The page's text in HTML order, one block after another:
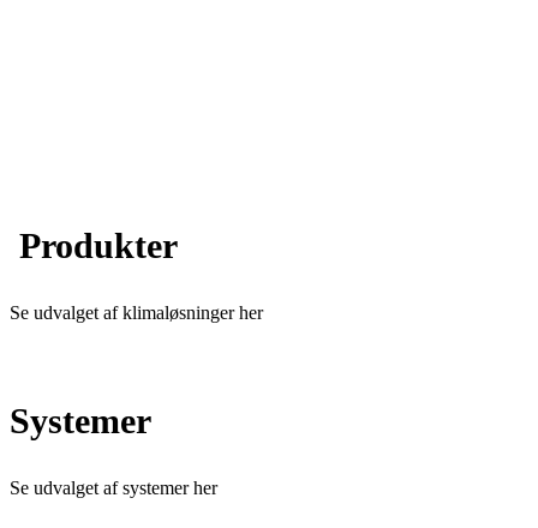
Produkter
Se udvalget af klimaløsninger her
Systemer
Se udvalget af systemer her